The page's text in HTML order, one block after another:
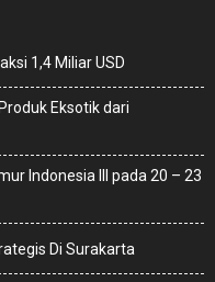
1,4 Miliar USD
Eksotik dari
Indonesia III pada 20 – 23
Di Surakarta